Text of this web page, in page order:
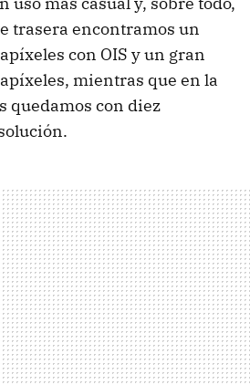
trasera encontramos un
con OIS y un gran
mientras que en la
quedamos con diez